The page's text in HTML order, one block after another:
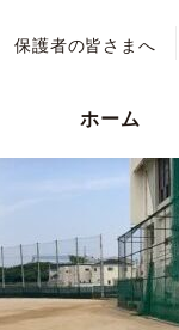
保護者の皆さまへ
ホーム